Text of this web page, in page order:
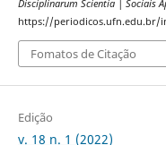
Disciplinarum Scientia | Sociais
https://periodicos.ufn.edu.br/
Fomatos de Citação
Edição
v. 18 n. 1 (2022)